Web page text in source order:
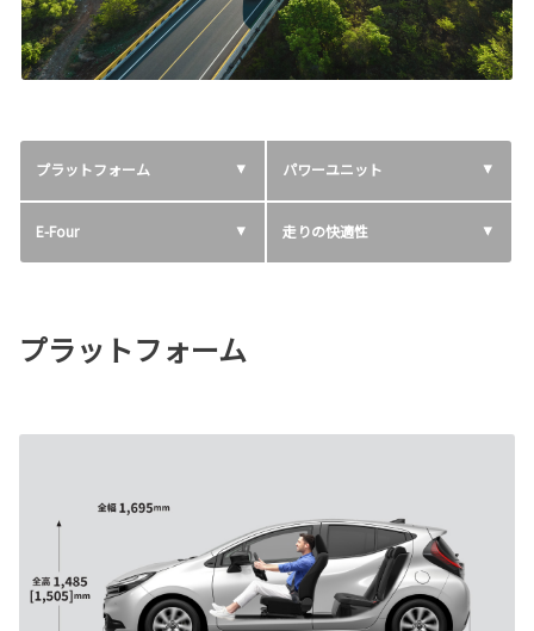
プラットフォーム パワーユニット
E-Four 走りの快適性
プラットフォーム